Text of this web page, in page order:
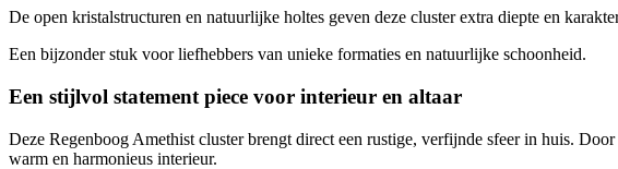
De open kristalstructuren en natuurlijke holtes geven deze cluster extra diepte en
Een bijzonder stuk voor liefhebbers van unieke formaties en natuurlijke schoonheid.
Een stijlvol statement piece voor interieur en altaar
Deze Regenboog Amethist cluster brengt direct een rustige, verfijnde sfeer in huis.
warm en harmonieus interieur.